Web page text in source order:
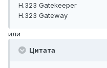
H.323 Gatekeeper
H.323 Gateway
или
Цитата